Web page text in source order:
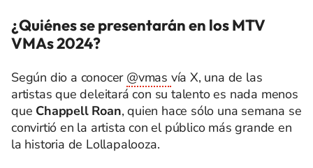
¿Quiénes se presentarán en los MTV
VMAs 2024?
Según dio a conocer @vmas vía X, una de las
artistas que deleitará con su talento es nada menos
que Chappell Roan, quien hace sólo una semana se
convirtió en la artista con el público más grande en
la historia de Lollapalooza.